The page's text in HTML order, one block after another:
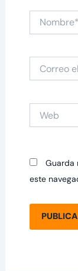
Nombre*
electrónico*
Guarda
este